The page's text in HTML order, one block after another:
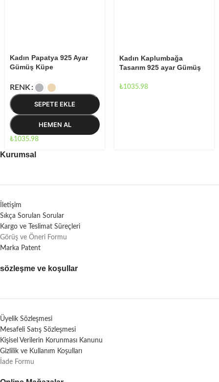
Kadın Papatya 925 Ayar
Gümüş Küpe
RENK
SEPETE EKLE
HEMEN AL
₺1035.98
Kadın Kaplumbağa
Tasarım 925 ayar Gümüş
₺1035.98
Kurumsal
İletişim
Sıkça Sorulan Sorular
Kargo ve Teslimat Süreçleri
Görüş ve Öneri Formu
Marka Patent
sözleşme ve koşullar
Üyelik Sözleşmesi
Mesafeli Satış Sözleşmesi
Kişisel Verilerin Korunması Kanunu
Gizlilik ve Kullanım Koşulları
İade Formu